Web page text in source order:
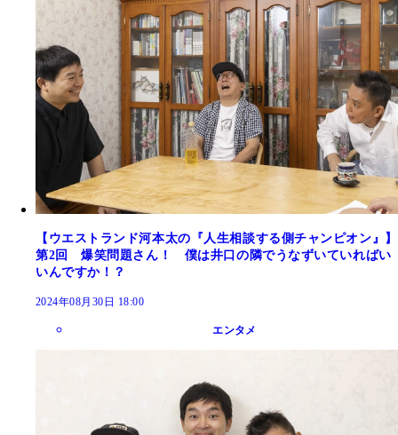
【ウエストランド河本太の『人生相談する側チャンピオン』】
第2回 爆笑問題さん！ 僕は井口の隣でうなずいていればい
いんですか！？
2024年08月30日 18:00
エンタメ